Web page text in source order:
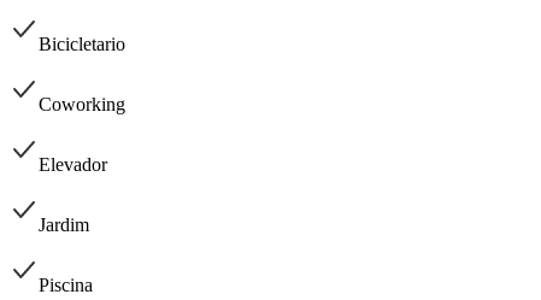
Bicicletario
Coworking
Elevador
Jardim
Piscina